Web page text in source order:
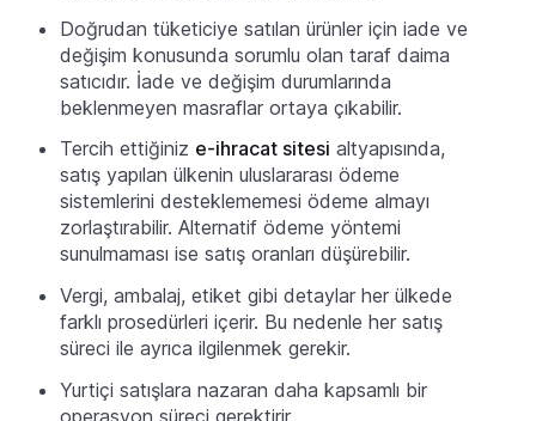
Doğrudan tüketiciye satılan ürünler için iade ve
değişim konusunda sorumlu olan taraf daima
satıcıdır. İade ve değişim durumlarında
beklenmeyen masraflar ortaya çıkabilir.
Tercih ettiğiniz e-ihracat sitesi altyapısında,
satış yapılan ülkenin uluslararası ödeme
sistemlerini desteklememesi ödeme almayı
zorlaştırabilir. Alternatif ödeme yöntemi
sunulmaması ise satış oranları düşürebilir.
Vergi, ambalaj, etiket gibi detaylar her ülkede
farklı prosedürleri içerir. Bu nedenle her satış
süreci ile ayrıca ilgilenmek gerekir.
Yurtiçi satışlara nazaran daha kapsamlı bir
operasyon süreci gerektirir.